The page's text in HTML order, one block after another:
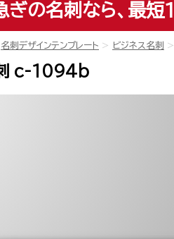
ぎの名刺なら、最
名刺デザインテンプレート ビジネス名刺
刺 c-1094b